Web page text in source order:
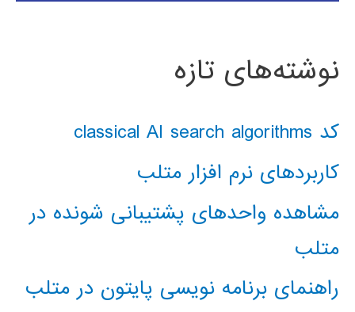
نوشته‌های تازه
کد classical AI search algorithms
کاربردهای نرم افزار متلب
مشاهده واحدهای پشتیبانی شونده در
متلب
راهنمای برنامه نویسی پایتون در متلب